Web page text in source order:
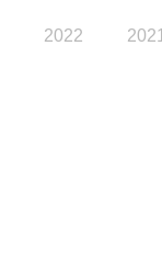
2022 2021